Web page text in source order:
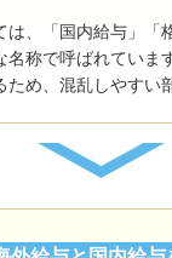
は、「国内給与」「
名称で呼ばれていま
め、混乱しやすい